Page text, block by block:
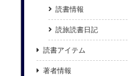
読書情報
読旅読書日記
読書アイテム
著者情報